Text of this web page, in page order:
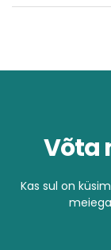
Võta
Kas sul on